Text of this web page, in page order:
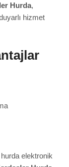
Hurda,
hizmet
elektronik